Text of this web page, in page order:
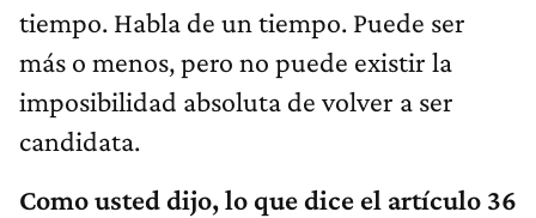
tiempo. Habla de un tiempo. Puede ser
más o menos, pero no puede existir la
imposibilidad absoluta de volver a ser
candidata.
Como usted dijo, lo que dice el artículo 36